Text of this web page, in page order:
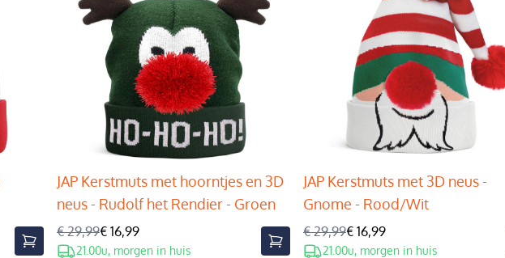
JAP Kerstmuts met hoorntjes en 3D
neus - Rudolf het Rendier - Groen
€ 29,99€ 16,99
21.00u, morgen in huis
JAP Kerstmuts met 3D neus -
Gnome - Rood/Wit
€ 29,99€ 16,99
21.00u, morgen in huis